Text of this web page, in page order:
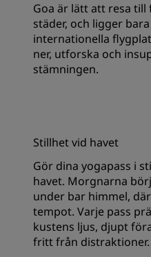
Goa är lätt att resa
städer, och ligger
internationella
ner, utforska och
stämningen.
Stillhet vid havet
Gör dina yogapass i
havet. Morgnarna
under bar himmel,
tempot. Varje pass
kustens ljus, djupt
fritt från distraktioner.